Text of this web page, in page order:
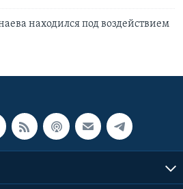
находился под воздействием